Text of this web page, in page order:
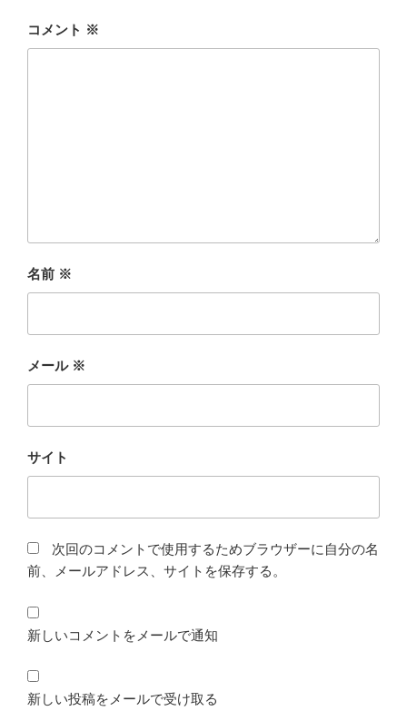
コメント ※
名前 ※
メール ※
サイト
次回のコメントで使用するためブラウザーに自分の名
前、メールアドレス、サイトを保存する。
新しいコメントをメールで通知
新しい投稿をメールで受け取る